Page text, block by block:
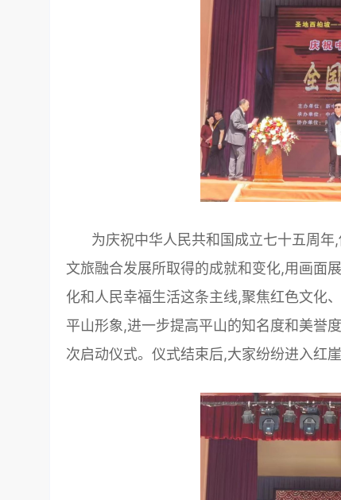
为庆祝中华人民共和国成立七十五周
文旅融合发展所取得的成就和变化,用画面
化和人民幸福生活这条主线,聚焦红色文化
平山形象,进一步提高平山的知名度和美誉
次启动仪式。仪式结束后,大家纷纷进入红